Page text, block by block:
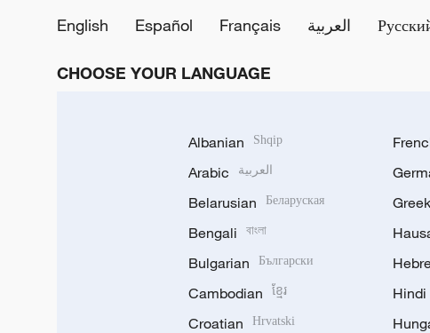
English
Español Français العربية
CHOOSE YOUR LANGUAGE
Albanian Shqip
Arabic العربية
Belarusian Беларуская
Bengali বাংলা
Bulgarian Български
Cambodian ខ្មែរ
Croatian Hrvatski
Greek
Hindi